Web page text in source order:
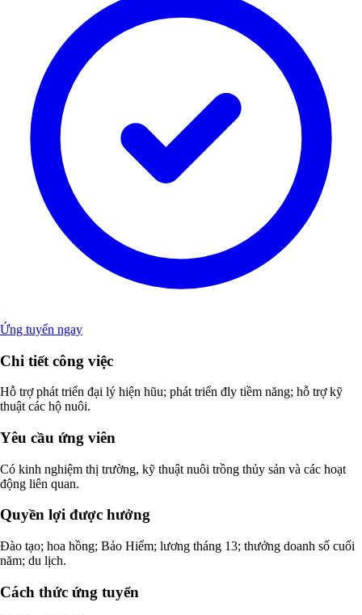
Ứng tuyển ngay
Chi tiết công việc
Hỗ trợ phát triển đại lý hiện hũu; phát triển đly tiềm năng; hỗ trợ kỹ
thuật các hộ nuôi.
Yêu cầu ứng viên
Có kinh nghiệm thị trường, kỹ thuật nuôi trồng thủy sản và các hoạt
động liên quan.
Quyền lợi được hưởng
Đào tạo; hoa hồng; Bảo Hiểm; lương tháng 13; thưởng doanh số cuối
năm; du lịch.
Cách thức ứng tuyển